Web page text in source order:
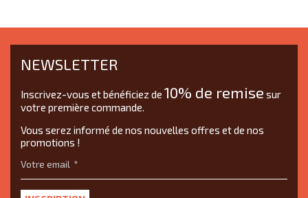
NEWSLETTER
Inscrivez-vous et bénéficiez de 10% de remise sur
votre première commande.
Vous serez informé de nos nouvelles offres et de nos
promotions !
Votre email